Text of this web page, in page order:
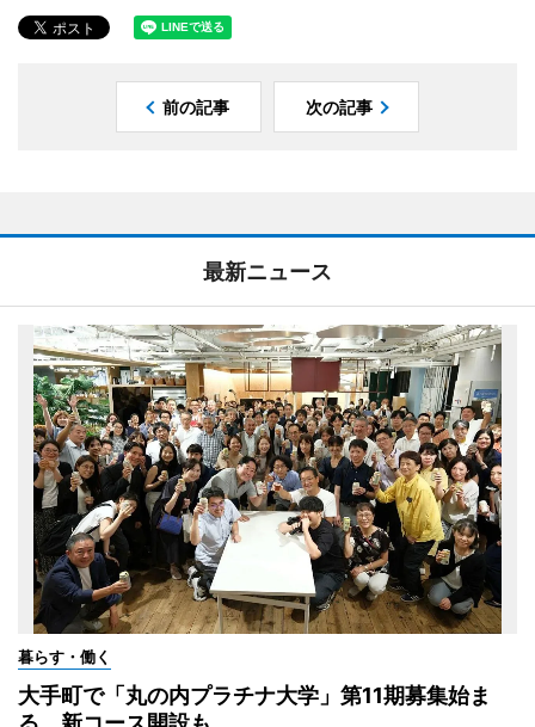
前の記事 次の記事
最新ニュース
暮らす・働く
大手町で「丸の内プラチナ大学」第11期募集始ま